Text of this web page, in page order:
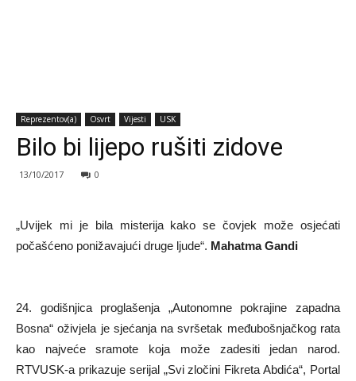
Reprezentov(a) Osvrt Vijesti USK
Bilo bi lijepo rušiti zidove
13/10/2017 0
„Uvijek mi je bila misterija kako se čovjek može osjećati
počašćeno ponižavajući druge ljude“. Mahatma Gandi
24. godišnjica proglašenja „Autonomne pokrajine zapadna
Bosna“ oživjela je sjećanja na svršetak međubošnjačkog rata
kao najveće sramote koja može zadesiti jedan narod.
RTVUSK-a prikazuje serijal „Svi zločini Fikreta Abdića“, Portal